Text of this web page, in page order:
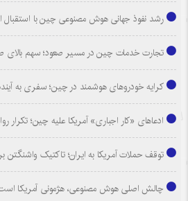
رشد نفوذ جهانی هوش مصنوعی چین با استقبال
تجارت خدمات چین در مسیر صعود؛ سهم بالای
کرایه خودروهای هوشمند در چین؛ سفری به
ادعاهای «کار اجباری» آمریکا علیه چین؛ تکرار
توقف حملات آمریکا به ایران؛ تاکتیک واشنگتن
چالش اصلی هوش مصنوعی، هژمونی آمریکا